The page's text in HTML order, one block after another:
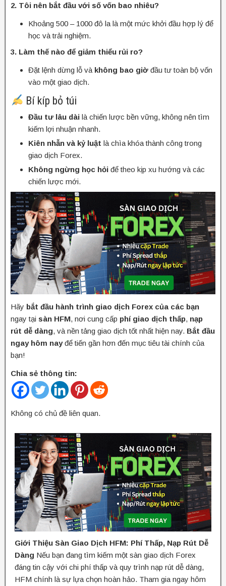
2. Tôi nên bắt đầu với số vốn bao nhiêu?
Khoảng 500 – 1000 đô la là một mức khởi đầu hợp lý để
học và trải nghiệm.
3. Làm thế nào để giảm thiểu rủi ro?
Đặt lệnh dừng lỗ và không bao giờ đầu tư toàn bộ vốn
vào một giao dịch.
Bí kíp bỏ túi
Đầu tư lâu dài là chiến lược bền vững, không nên tìm
kiếm lợi nhuận nhanh.
Kiên nhẫn và kỷ luật là chìa khóa thành công trong
giao dịch Forex.
Không ngừng học hỏi để theo kịp xu hướng và các
chiến lược mới.
Hãy bắt đầu hành trình giao dịch Forex của các bạn
ngay tại sàn HFM, nơi cung cấp phí giao dịch thấp, nạp
rút dễ dàng, và nền tảng giao dịch tốt nhất hiện nay. Bắt đầu
ngay hôm nayđể tiến gần hơn đến mục tiêu tài chính của
bạn!
Chia sẻ thông tin:
Không có chủ đề liên quan.
Giới Thiệu Sàn Giao Dịch HFM: Phí Thấp, Nạp Rút Dễ
Dàng Nếu bạn đang tìm kiếm một sàn giao dịch Forex
đáng tin cậy với chi phí thấp và quy trình nạp rút dễ dàng,
HFM chính là sự lựa chọn hoàn hảo. Tham gia ngay hôm